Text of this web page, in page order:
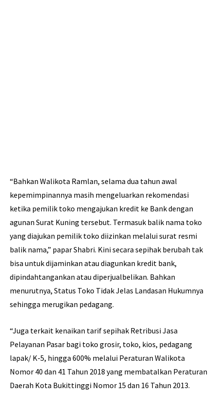
“Bahkan Walikota Ramlan, selama dua tahun awal
kepemimpinannya masih mengeluarkan rekomendasi
ketika pemilik toko mengajukan kredit ke Bank dengan
agunan Surat Kuning tersebut. Termasuk balik nama toko
yang diajukan pemilik toko diizinkan melalui surat resmi
balik nama,” papar Shabri. Kini secara sepihak berubah tak
bisa untuk dijaminkan atau diagunkan kredit bank,
dipindahtangankan atau diperjualbelikan. Bahkan
menurutnya, Status Toko Tidak Jelas Landasan Hukumnya
sehingga merugikan pedagang.
“Juga terkait kenaikan tarif sepihak Retribusi Jasa
Pelayanan Pasar bagi toko grosir, toko, kios, pedagang
lapak/ K-5, hingga 600% melalui Peraturan Walikota
Nomor 40 dan 41 Tahun 2018 yang membatalkan Peraturan
Daerah Kota Bukittinggi Nomor 15 dan 16 Tahun 2013.